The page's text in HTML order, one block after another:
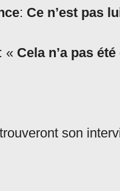
: Ce n’est pas
« Cela n’a pas
son